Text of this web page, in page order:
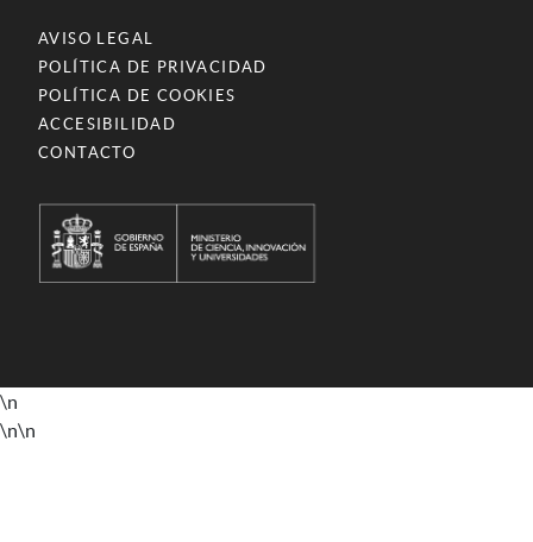
AVISO LEGAL
POLÍTICA DE PRIVACIDAD
POLÍTICA DE COOKIES
ACCESIBILIDAD
CONTACTO
\n
\n\n